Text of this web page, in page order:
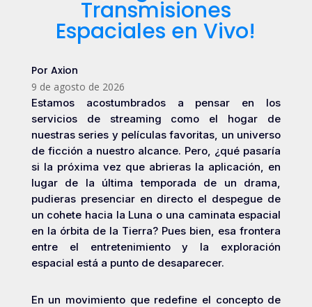
Transmisiones
Espaciales en Vivo!
Por Axion
9 de agosto de 2026
Estamos acostumbrados a pensar en los
servicios de streaming como el hogar de
nuestras series y películas favoritas, un universo
de ficción a nuestro alcance. Pero, ¿qué pasaría
si la próxima vez que abrieras la aplicación, en
lugar de la última temporada de un drama,
pudieras presenciar en directo el despegue de
un cohete hacia la Luna o una caminata espacial
en la órbita de la Tierra? Pues bien, esa frontera
entre el entretenimiento y la exploración
espacial está a punto de desaparecer.
En un movimiento que redefine el concepto de